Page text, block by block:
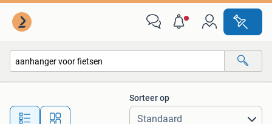
Alle afstanden…
Sorteer op